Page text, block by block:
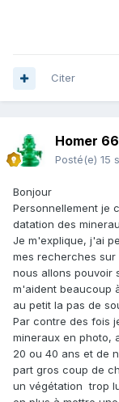
Citer
Homer 66
Posté(e) 15
Bonjour
Personnellement je
datation des
Je m'explique, j'ai
mes recherches
nous allons pouvoir
m'aident beaucoup
au petit la pas de
Par contre des fois
mineraux en photo,
20 ou 40 ans et de
part gros coup de
un végétation trop